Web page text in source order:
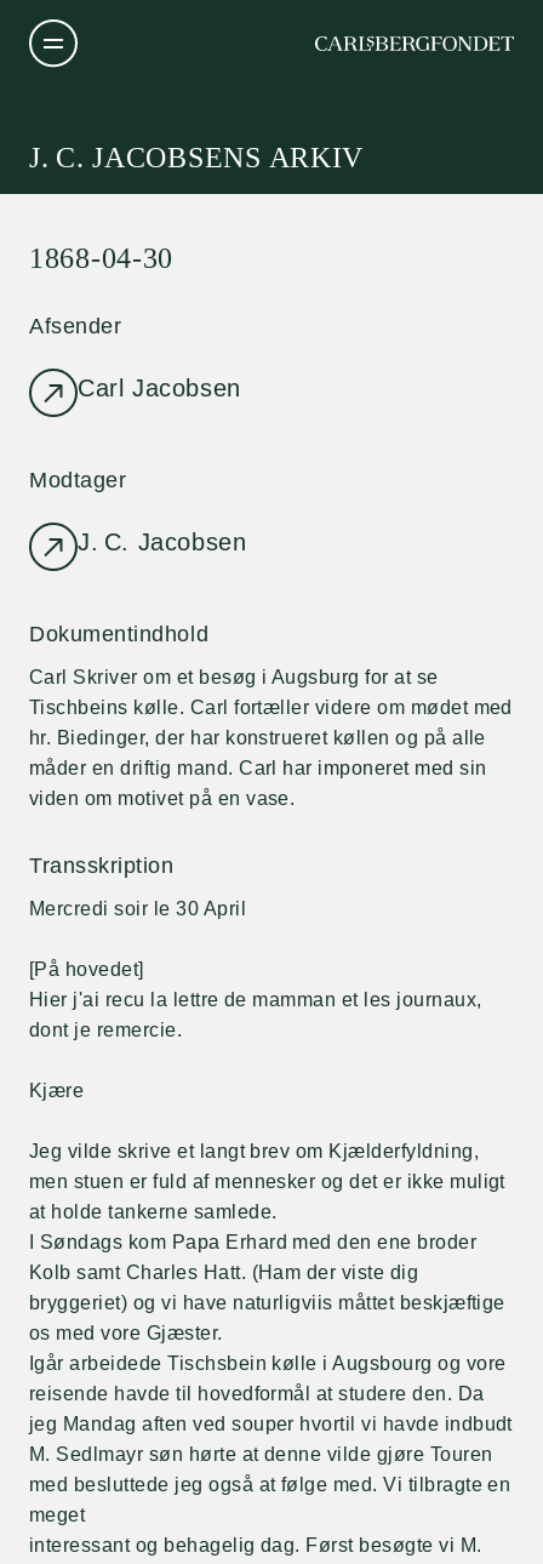
J. C. JACOBSENS ARKIV
1868-04-30
Afsender
Carl Jacobsen
Modtager
J. C. Jacobsen
Dokumentindhold
Carl Skriver om et besøg i Augsburg for at se
Tischbeins kølle. Carl fortæller videre om mødet med
hr. Biedinger, der har konstrueret køllen og på alle
måder en driftig mand. Carl har imponeret med sin
viden om motivet på en vase.
Transskription
Mercredi soir le 30 April
[På hovedet]
Hier j'ai recu la lettre de mamman et les journaux,
dont je remercie.
Kjære
Jeg vilde skrive et langt brev om Kjælderfyldning,
men stuen er fuld af mennesker og det er ikke muligt
at holde tankerne samlede.
I Søndags kom Papa Erhard med den ene broder
Kolb samt Charles Hatt. (Ham der viste dig
bryggeriet) og vi have naturligviis måttet beskjæftige
os med vore Gjæster.
Igår arbeidede Tischsbein kølle i Augsbourg og vore
reisende havde til hovedformål at studere den. Da
jeg Mandag aften ved souper hvortil vi havde indbudt
M. Sedlmayr søn hørte at denne vilde gjøre Touren
med besluttede jeg også at følge med. Vi tilbragte en
meget
interessant og behagelig dag. Først besøgte vi M.